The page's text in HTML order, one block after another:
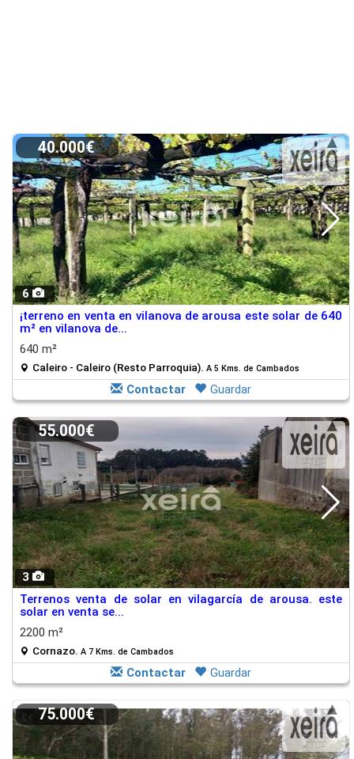
6
40.000€
¡terreno en venta en vilanova de arousa este solar de 640
m² en vilanova de...
640 m²
Caleiro - Caleiro (Resto Parroquia). A 5 Kms. de Cambados
Contactar Guardar
3
55.000€
Terrenos venta de solar en vilagarcía de arousa. este
solar en venta se...
2200 m²
Cornazo. A 7 Kms. de Cambados
Contactar Guardar
75.000€